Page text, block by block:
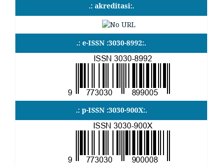
.: akreditasi:.
.: e-ISSN :3030-8992:.
.: p-ISSN :3030-900X:.